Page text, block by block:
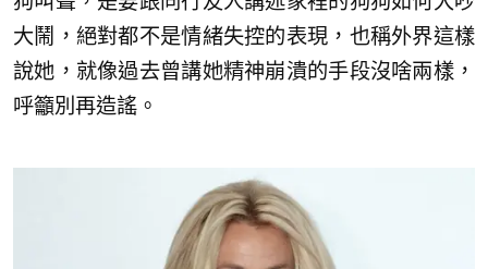
大鬧，絕對都不是情緒失控的表現，也稱外界這樣
說她，就像過去曾講她精神崩潰的手段沒啥兩樣，
呼籲別再造謠。